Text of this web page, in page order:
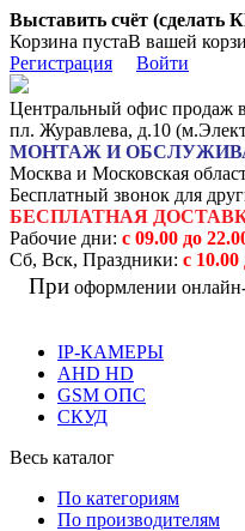
Выставить счёт (сделать
Корзина пустаВ вашей
Регистрация
Войти
Центральный офис продаж
пл. Журавлева, д.10
МОНТАЖ И
Москва и Московская
Бесплатный звонок для
БЕСПЛАТНАЯ
Рабочие дни: с 09.00 до
Сб, Вск, Праздники: с 10.00
При оформлении онлайн-
IP-КАМЕРЫ
AHD HD
GSM ОПС
СКУД
Весь каталог
По категориям
По производителям